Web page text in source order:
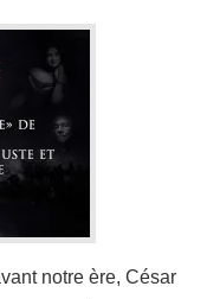
notre ère, César